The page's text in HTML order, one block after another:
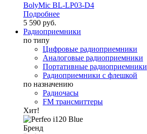
BolyMic BL-LP03-D4
Подробнее
5 590 руб.
Радиоприемники
по типу
Цифровые радиоприемники
Аналоговые радиоприемники
Портативные радиоприемники
Радиоприемники с флешкой
по назначению
Радиочасы
FM трансмиттеры
Хит!
Бренд